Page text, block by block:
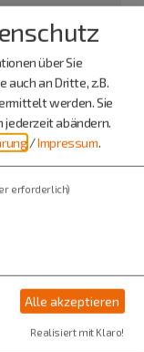
über Sie
auch an Dritte, z.B.
werden. Sie
jederzeit abändern.
/Impressum.
erforderlich)
Alle akzeptieren
Realisiert mit Klaro!